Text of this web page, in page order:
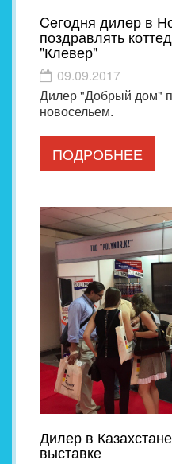
Cегодня дилер в
поздравлять
"Клевер"
09.09.2017
Дилер "Добрый дом"
новосельем.
ПОДРОБНЕЕ
Дилер в
выставке